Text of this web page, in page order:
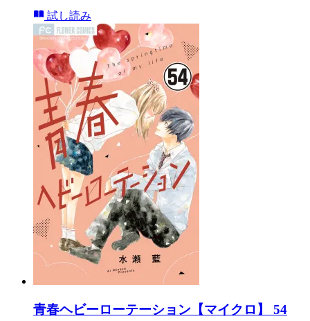
試し読み
青春ヘビーローテーション【マイクロ】 54